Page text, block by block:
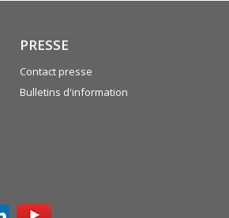
PRESSE
Contact presse
Bulletins d'information